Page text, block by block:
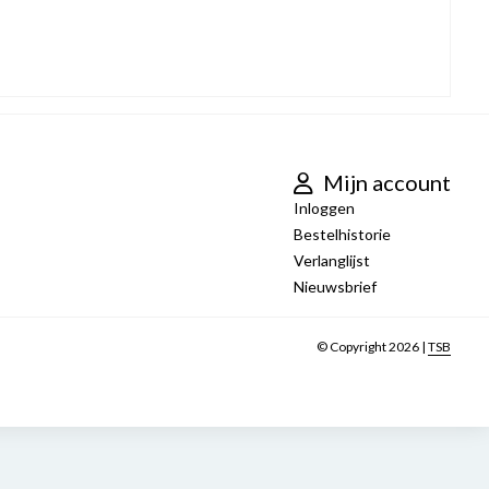
Mijn account
Inloggen
Bestelhistorie
Verlanglijst
Nieuwsbrief
© Copyright 2026 | TSB